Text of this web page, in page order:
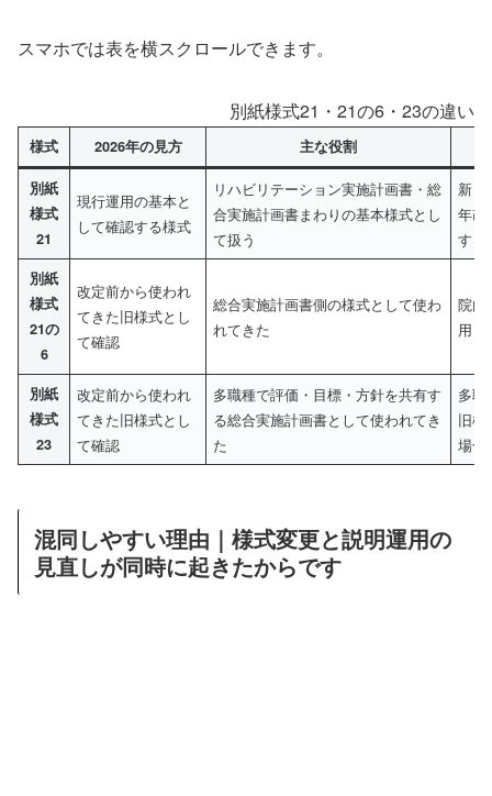
スマホでは表を横スクロールできます。
別紙様式21・21の6・23の違い
様式 2026年の見方 主な役割
別紙
様式
21
現行運用の基本と
して確認する様式
リハビリテーション実施計画書・総
合実施計画書まわりの基本様式とし
て扱う
新し
年改
する
別紙
様式
21の
6
改定前から使われ
てきた旧様式とし
て確認
総合実施計画書側の様式として使わ
れてきた
院内
用し
別紙
様式
23
改定前から使われ
てきた旧様式とし
て確認
多職種で評価・目標・方針を共有す
る総合実施計画書として使われてき
た
多職
旧様
場合
混同しやすい理由｜様式変更と説明運用の
見直しが同時に起きたからです